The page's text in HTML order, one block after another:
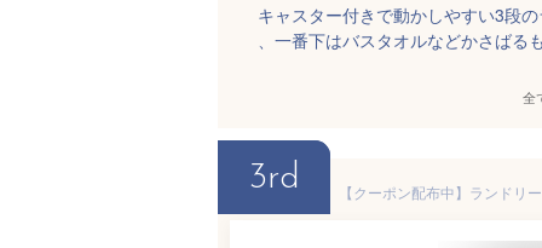
キャスター付きで動かしやすい3段
、一番下はバスタオルなどかさば
全
3rd